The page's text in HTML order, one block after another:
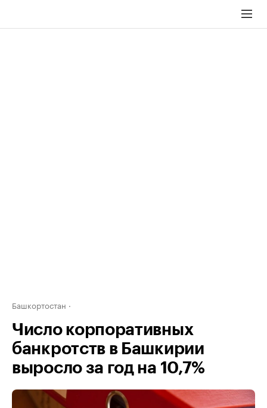
Башкортостан
Число корпоративных
банкротств в Башкирии
выросло за год на 10,7%